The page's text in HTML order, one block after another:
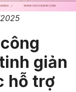
giản
hỗ trợ